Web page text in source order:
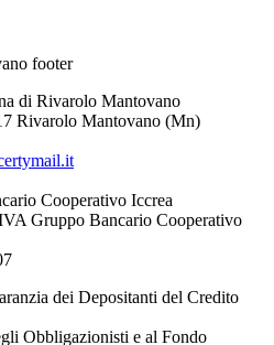
di Rivarolo Mantovano
Rivarolo Mantovano (Mn)
Cooperativo Iccrea
Gruppo Bancario Cooperativo
dei Depositanti del Credito
Obbligazionisti e al Fondo